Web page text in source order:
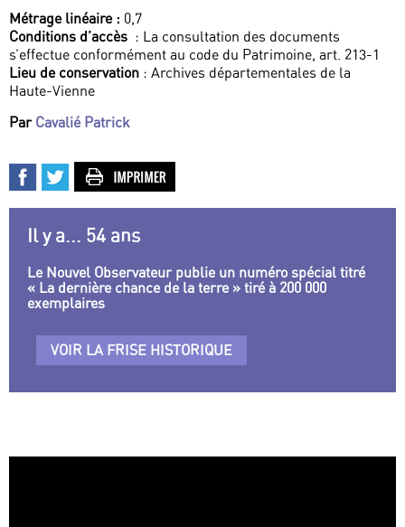
Métrage linéaire : 0,7
Conditions d’accès : La consultation des documents
s’effectue conformément au code du Patrimoine, art. 213-1
Lieu de conservation : Archives départementales de la
Haute-Vienne
Par Cavalié Patrick
Il y a... 54 ans
Le Nouvel Observateur publie un numéro spécial titré
« La dernière chance de la terre » tiré à 200 000
exemplaires
VOIR LA FRISE HISTORIQUE